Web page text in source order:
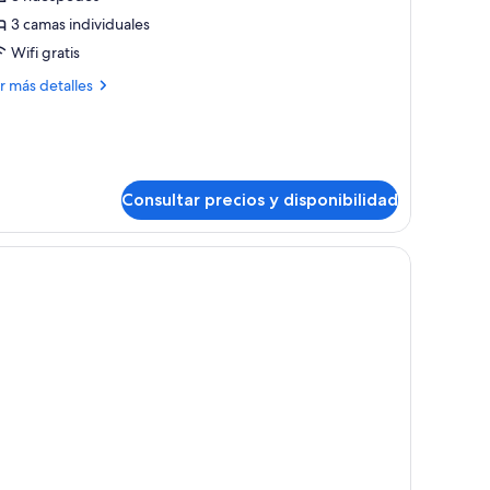
3 camas individuales
Wifi gratis
más detalles
Consultar precios y disponibilidad